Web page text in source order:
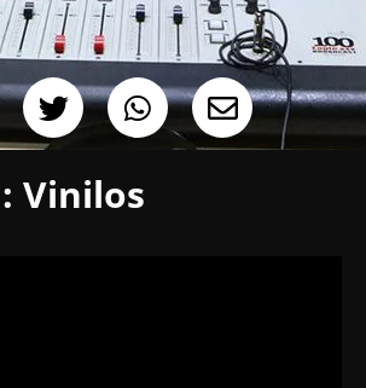
Vinilos